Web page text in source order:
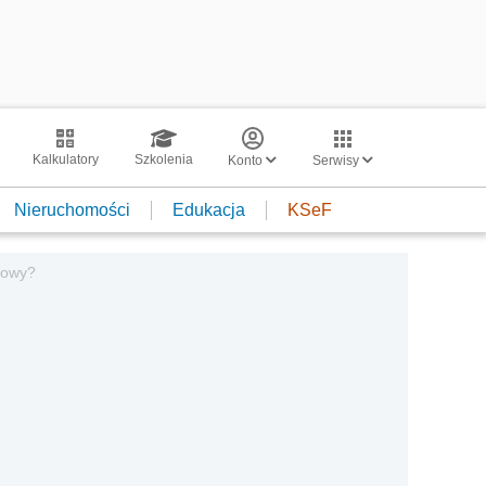
Kalkulatory Szkolenia Konto Serwisy
Nieruchomości Edukacja KSeF